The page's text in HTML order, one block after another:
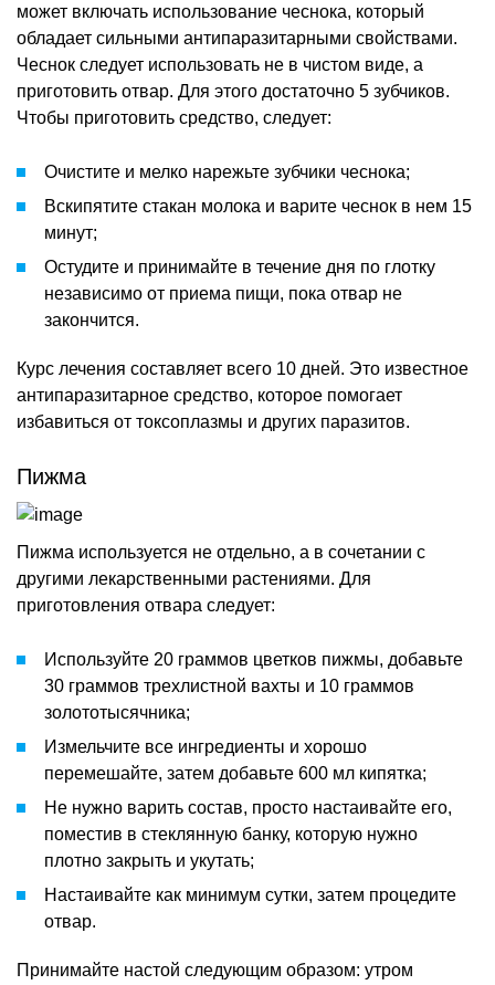
может включать использование чеснока, который
обладает сильными антипаразитарными свойствами.
Чеснок следует использовать не в чистом виде, а
приготовить отвар. Для этого достаточно 5 зубчиков.
Чтобы приготовить средство, следует:
Очистите и мелко нарежьте зубчики чеснока;
Вскипятите стакан молока и варите чеснок в нем 15
минут;
Остудите и принимайте в течение дня по глотку
независимо от приема пищи, пока отвар не
закончится.
Курс лечения составляет всего 10 дней. Это известное
антипаразитарное средство, которое помогает
избавиться от токсоплазмы и других паразитов.
Пижма
Пижма используется не отдельно, а в сочетании с
другими лекарственными растениями. Для
приготовления отвара следует:
Используйте 20 граммов цветков пижмы, добавьте
30 граммов трехлистной вахты и 10 граммов
золототысячника;
Измельчите все ингредиенты и хорошо
перемешайте, затем добавьте 600 мл кипятка;
Не нужно варить состав, просто настаивайте его,
поместив в стеклянную банку, которую нужно
плотно закрыть и укутать;
Настаивайте как минимум сутки, затем процедите
отвар.
Принимайте настой следующим образом: утром